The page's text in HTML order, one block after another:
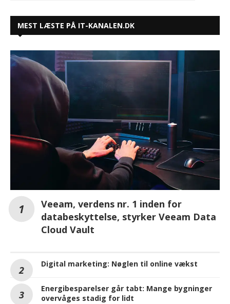
MEST LÆSTE PÅ IT-KANALEN.DK
Veeam, verdens nr. 1 inden for
databeskyttelse, styrker Veeam Data
Cloud Vault
Digital marketing: Nøglen til online vækst
Energibesparelser går tabt: Mange bygninger
overvåges stadig for lidt